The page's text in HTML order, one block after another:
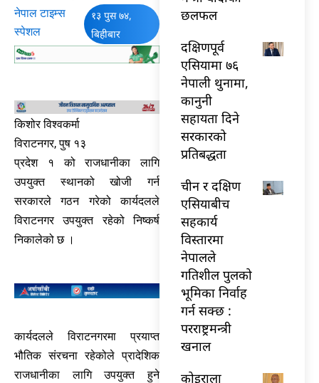
नेपाल टाइम्स
स्पेशल
१३ पुस ७४,
बिहीबार
किशोर विश्वकर्मा
विराटनगर, पुष १३
प्रदेश १ को राजधानीका लागि
उपयुक्त स्थानको खोजी गर्न
सरकारले गठन गरेको कार्यदलले
विराटनगर उपयुक्त रहेको निष्कर्ष
निकालेको छ ।
कार्यदलले विराटनगरमा प्रयाप्त
भौतिक संरचना रहेकोले प्रादेशिक
राजधानीका लागि उपयुक्त हुने
छलफल
दक्षिणपूर्व
एसियामा ७६
नेपाली थुनामा,
कानुनी
सहायता दिने
सरकारको
प्रतिबद्धता
चीन र दक्षिण
एसियाबीच
सहकार्य
विस्तारमा
नेपालले
गतिशील पुलको
भूमिका निर्वाह
गर्न सक्छ :
परराष्ट्रमन्त्री
खनाल
कोइराला